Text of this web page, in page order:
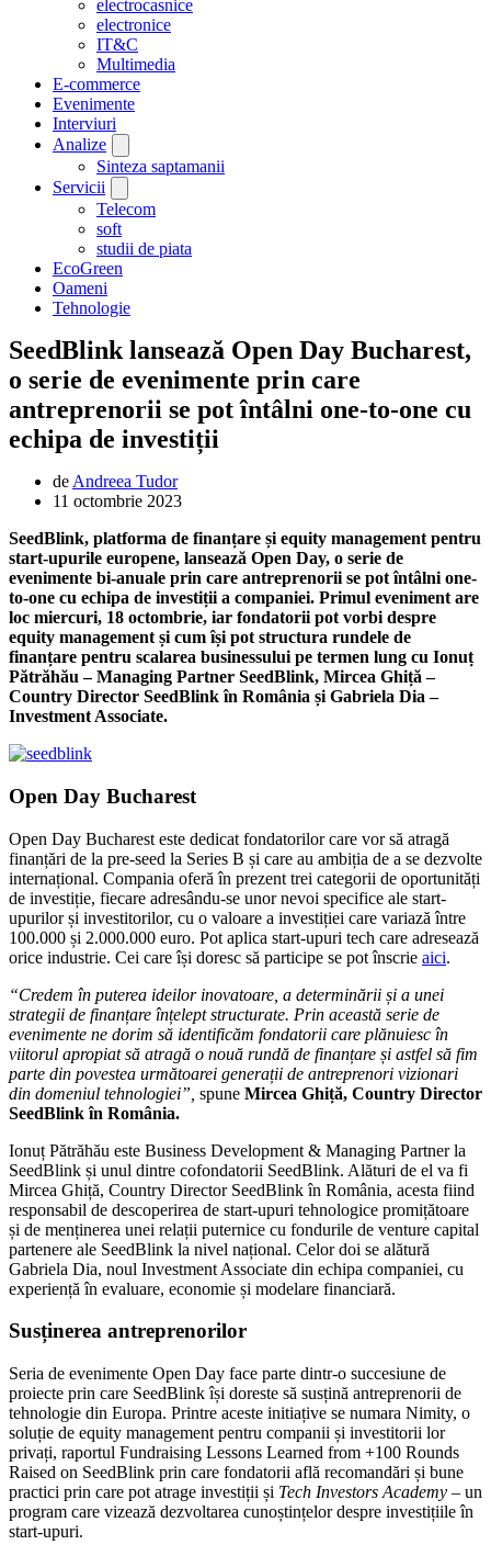
electrocasnice
electronice
IT&C
Multimedia
E-commerce
Evenimente
Interviuri
Analize
Sinteza saptamanii
Servicii
Telecom
soft
studii de piata
EcoGreen
Oameni
Tehnologie
SeedBlink lansează Open Day Bucharest,
o serie de evenimente prin care
antreprenorii se pot întâlni one-to-one cu
echipa de investiții
de Andreea Tudor
11 octombrie 2023
SeedBlink, platforma de finanțare și equity management pentru
start-upurile europene, lansează Open Day, o serie de
evenimente bi-anuale prin care antreprenorii se pot întâlni one-
to-one cu echipa de investiții a companiei. Primul eveniment are
loc miercuri, 18 octombrie, iar fondatorii pot vorbi despre
equity management și cum își pot structura rundele de
finanțare pentru scalarea businessului pe termen lung cu Ionuț
Pătrăhău – Managing Partner SeedBlink, Mircea Ghiță –
Country Director SeedBlink în România și Gabriela Dia –
Investment Associate.
Open Day Bucharest
Open Day Bucharest este dedicat fondatorilor care vor să atragă
finanțări de la pre-seed la Series B și care au ambiția de a se dezvolte
internațional. Compania oferă în prezent trei categorii de oportunități
de investiție, fiecare adresându-se unor nevoi specifice ale start-
upurilor și investitorilor, cu o valoare a investiției care variază între
100.000 și 2.000.000 euro. Pot aplica start-upuri tech care adresează
orice industrie. Cei care își doresc să participe se pot înscrie aici.
“Credem în puterea ideilor inovatoare, a determinării și a unei
strategii de finanțare înțelept structurate. Prin această serie de
evenimente ne dorim să identificăm fondatorii care plănuiesc în
viitorul apropiat să atragă o nouă rundă de finanțare și astfel să fim
parte din povestea următoarei generații de antreprenori vizionari
din domeniul tehnologiei”, spune Mircea Ghiță, Country Director
SeedBlink în România.
Ionuț Pătrăhău este Business Development & Managing Partner la
SeedBlink și unul dintre cofondatorii SeedBlink. Alături de el va fi
Mircea Ghiță, Country Director SeedBlink în România, acesta fiind
responsabil de descoperirea de start-upuri tehnologice promițătoare
și de menținerea unei relații puternice cu fondurile de venture capital
partenere ale SeedBlink la nivel național. Celor doi se alătură
Gabriela Dia, noul Investment Associate din echipa companiei, cu
experiență în evaluare, economie și modelare financiară.
Susținerea antreprenorilor
Seria de evenimente Open Day face parte dintr-o succesiune de
proiecte prin care SeedBlink își doreste să susțină antreprenorii de
tehnologie din Europa. Printre aceste initiațive se numara Nimity, o
soluție de equity management pentru companii și investitorii lor
privați, raportul Fundraising Lessons Learned from +100 Rounds
Raised on SeedBlink prin care fondatorii află recomandări și bune
practici prin care pot atrage investiții și Tech Investors Academy – un
program care vizează dezvoltarea cunoștințelor despre investițiile în
start-upuri.